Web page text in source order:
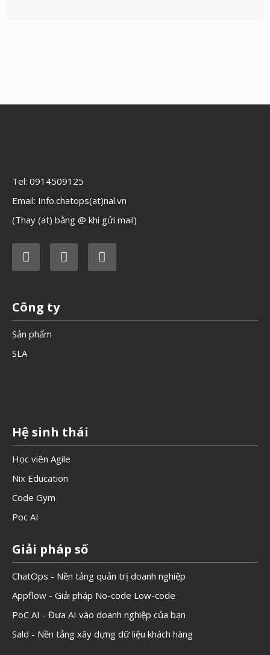
Tel: 0914509125
Email: Info.chatops(at)nal.vn
(Thay (at) bằng @ khi gửi mail)
Công ty
Sản phẩm
SLA
Hệ sinh thái
Học viên Agile
Nix Education
Code Gym
Poc AI
Giải pháp số
ChatOps - Nền tảng quản trị doanh nghiệp
Appflow - Giải pháp No-code Low-code
PoC AI - Đưa AI vào doanh nghiệp của bạn
Sald - Nền tảng xây dựng dữ liệu khách hàng